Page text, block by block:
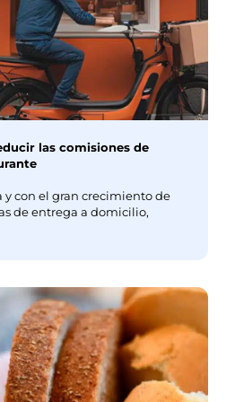
las comisiones de
con el gran crecimiento de
de entrega a domicilio,